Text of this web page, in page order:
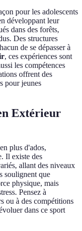
pour les adolescents
développant leur
dans des forêts,
Des structures
de se dépasser à
, ces expériences sont
les compétences
offrent des
pour jeunes
Extérieur
plus d'ados,
Il existe des
allant des niveaux
soulignent que
physique, mais
Pensez à
ou à des compétitions
dans ce sport